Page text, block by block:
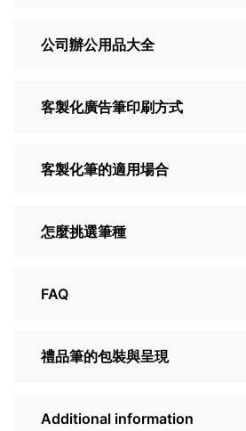
公司辦公用品大全
客製化廣告筆印刷方式
客製化筆的適用場合
怎麼挑選筆種
FAQ
禮品筆的包裝與呈現
Additional information